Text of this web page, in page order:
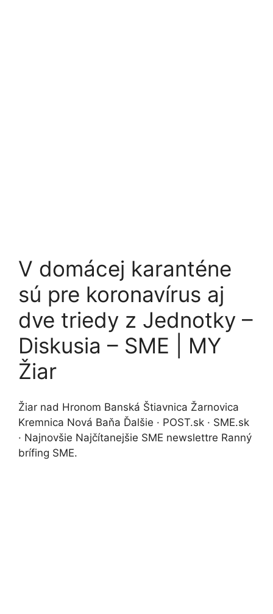
V domácej karanténe
sú pre koronavírus aj
dve triedy z Jednotky –
Diskusia – SME | MY
Žiar
Žiar nad Hronom Banská Štiavnica Žarnovica
Kremnica Nová Baňa Ďalšie · POST.sk · SME.sk
· Najnovšie Najčítanejšie SME newslettre Ranný
brífing SME.